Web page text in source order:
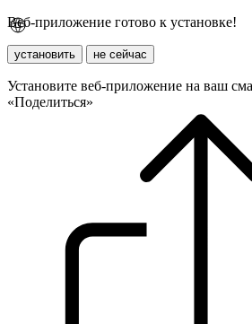
Веб-приложение готово к установке!
установить не сейчас
Установите веб-приложение на ваш
«Поделиться»